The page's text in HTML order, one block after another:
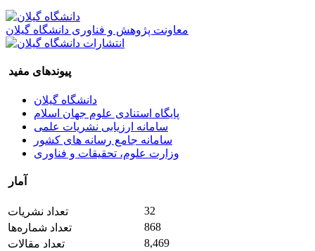
معاونت پژوهش و فناوری دانشگاه گیلان
پیوندهای مفید
دانشگاه گیلان
پایگاه استنادی علوم جهان اسلام
سامانه ارزیابی نشریات علمی
سامانه جامع رسانه های کشور
وزارت علوم، تحقیقات و فناوری
آمار
تعداد نشریات
32
تعداد شماره‌ها
868
تعداد مقالات
8,469